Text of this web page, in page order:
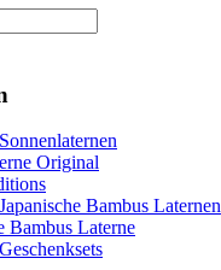
Original
Bambus Laternen
Bambus Laterne